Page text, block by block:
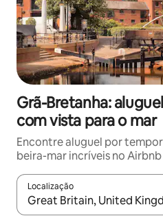
Grã-Bretanha:
com vista para o mar
Encontre aluguel por
beira-mar incríveis no Airbnb
Localização
Quando os resultados